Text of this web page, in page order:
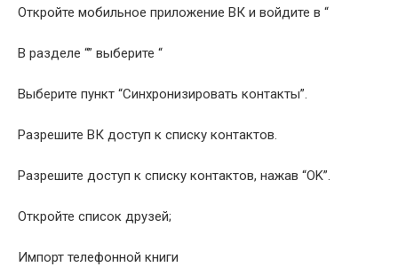
Откройте мобильное приложение ВК и войдите в “
В разделе “” выберите “
Выберите пункт “Синхронизировать контакты”.
Разрешите ВК доступ к списку контактов.
Разрешите доступ к списку контактов, нажав “OK”.
Откройте список друзей;
Импорт телефонной книги